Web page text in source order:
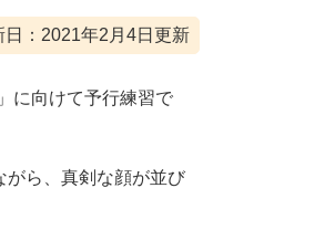
日：2021年2月4日更新
に向けて予行練習で
ら、真剣な顔が並び